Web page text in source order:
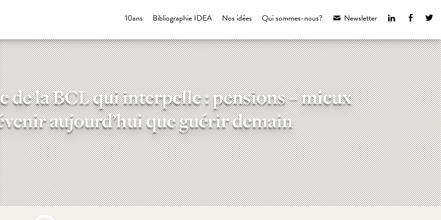
LinkedIn
Newsletter
Qui sommes-nous?
Nos idées
Bibliographie IDEA
10ans
de la BCL qui interpelle : pensions – mieux
aujourd’hui que guérir demain